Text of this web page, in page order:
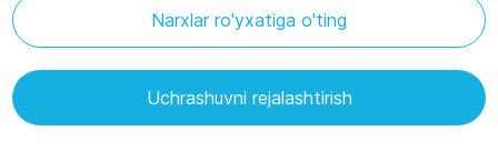
Narxlar ro'yxatiga o'ting
Uchrashuvni rejalashtirish